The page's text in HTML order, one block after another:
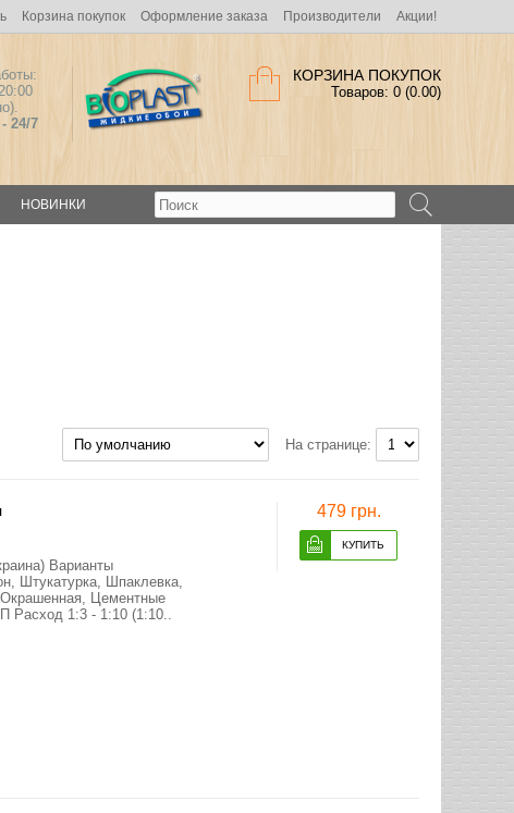
Корзина покупок Оформление заказа Производители Акции!
КОРЗИНА ПОКУПОК
Товаров: 0 (0.00)
24/7
НОВИНКИ
На странице:
479 грн.
Варианты
Штукатурка, Шпаклевка,
Цементные
Расход 1:3 - 1:10 (1:10..